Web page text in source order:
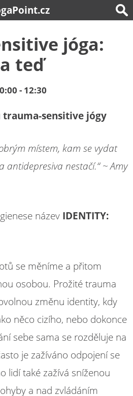
jóga:
teď
- 12:30
sensitive jógy
místem, kam se vydat
antidepresiva nestačí.“ ~ Amy
název IDENTITY:
se měníme a přitom
osobou. Prožité trauma
změnu identity, kdy
něco cizího, nebo dokonce
sebe sama se rozděluje na
je zažíváno odpojení se
lidí také zažívá sníženou
a nad zvládáním